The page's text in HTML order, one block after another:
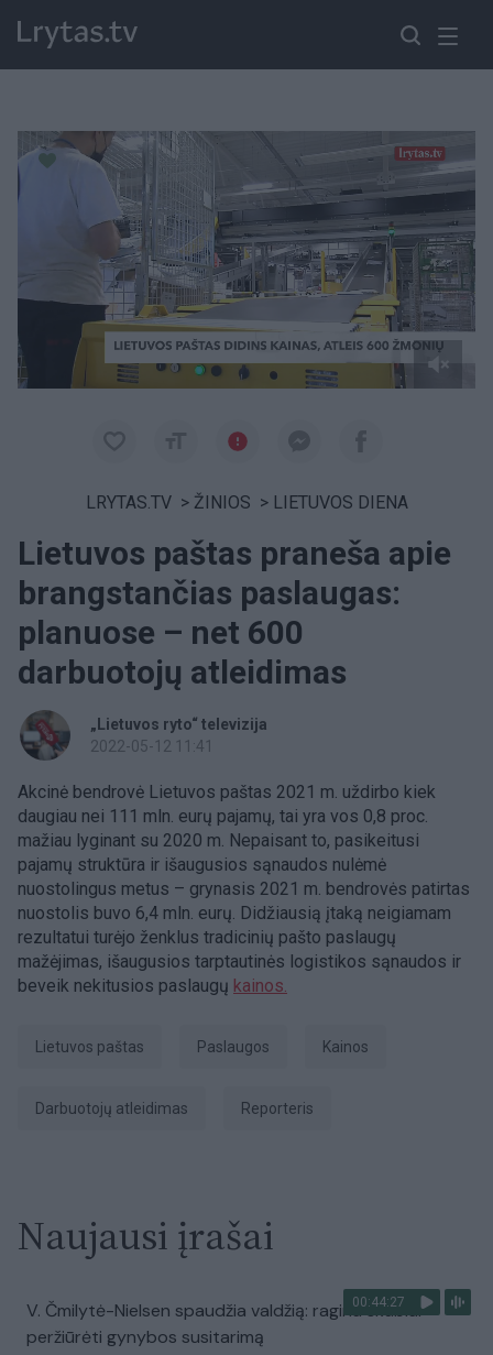
Paremkite Ukrainą
LRYTAS.TV > ŽINIOS > LIETUVOS DIENA
Lietuvos paštas praneša apie
brangstančias paslaugas:
planuose – net 600
darbuotojų atleidimas
„Lietuvos ryto“ televizija
2022-05-12 11:41
Akcinė bendrovė Lietuvos paštas 2021 m. uždirbo kiek
daugiau nei 111 mln. eurų pajamų, tai yra vos 0,8 proc.
mažiau lyginant su 2020 m. Nepaisant to, pasikeitusi
pajamų struktūra ir išaugusios sąnaudos nulėmė
nuostolingus metus – grynasis 2021 m. bendrovės patirtas
nuostolis buvo 6,4 mln. eurų. Didžiausią įtaką neigiamam
rezultatui turėjo ženklus tradicinių pašto paslaugų
mažėjimas, išaugusios tarptautinės logistikos sąnaudos ir
beveik nekitusios paslaugų kainos.
Lietuvos paštas Paslaugos Kainos
darbuotojų atleidimas Reporteris
Naujausi įrašai
00:44:27
V. Čmilytė-Nielsen spaudžia valdžią: ragina skubiai
peržiūrėti gynybos susitarimą